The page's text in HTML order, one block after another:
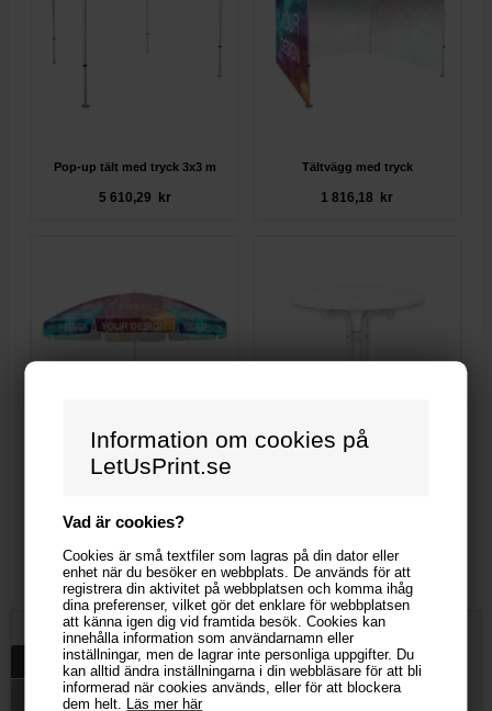
Information om cookies på
LetUsPrint.se
Vad är cookies?
Cookies är små textfiler som lagras på din dator eller
enhet när du besöker en webbplats. De används för att
registrera din aktivitet på webbplatsen och komma ihåg
dina preferenser, vilket gör det enklare för webbplatsen
att känna igen dig vid framtida besök. Cookies kan
innehålla information som användarnamn eller
inställningar, men de lagrar inte personliga uppgifter. Du
kan alltid ändra inställningarna i din webbläsare för att bli
informerad när cookies används, eller för att blockera
dem helt. Läs mer här
Pop-up tält med tryck 3x3 m
5 610,29 kr
Tältvägg med tryck
1 816,18 kr
2 360,29 kr 2 360,29 kr
Beskrivning Specifikationer
Download design instruktioner och mall